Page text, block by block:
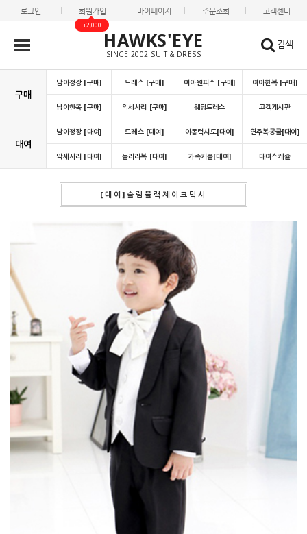
로그인 회원가입
+2,000
마이페이지 주문조회 고객센터
HAWKS'EYE
SINCE 2002 SUIT & DRESS
검색
구매
남아정장 [구매] 드레스 [구매] 여아원피스 [구매] 여아한복 [구매]
남아한복 [구매] 악세사리 [구매] 웨딩드레스 고객게시판
대여
남아정장 [대여] 드레스 [대여] 아동턱시도[대여] 연주복콩쿨[대여]
악세사리 [대여] 들러리복 [대여] 가족커플[대여] 대여스케쥴
[대여]슬림블랙제이크턱시